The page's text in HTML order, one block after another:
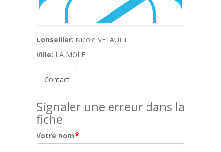
Conseiller: Nicole VETAULT
Ville: LA MOLE
Contact
Signaler une erreur dans la
fiche
Votre nom*